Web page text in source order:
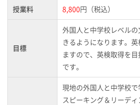
授業料 8,800円（税込）
目標
外国人と中学校レベル
きるようになります。
ますので、英検取得を
です。
現地の外国人と中学校
スピーキング＆リーディ